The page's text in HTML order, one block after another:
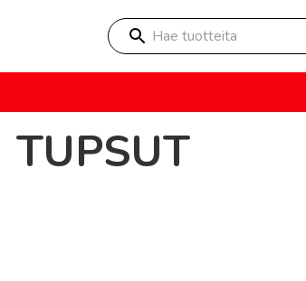
Hae tuotteita
TUPSUT